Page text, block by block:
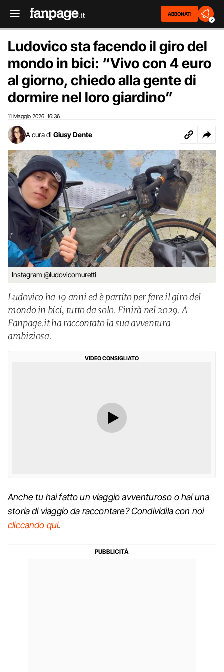
ABBONATI
2
Ludovico sta facendo il giro del
mondo in bici: “Vivo con 4 euro
al giorno, chiedo alla gente di
dormire nel loro giardino”
11 Maggio 2026 16:36
A cura di Giusy Dente
Instagram @ludovicomuretti
Ludovico ha 19 anni ed è partito per fare il giro del
mondo in bici, tutto da solo. Finirà nel 2029. A
Fanpage.it ha raccontato la sua avventura
ambiziosa.
VIDEO CONSIGLIATO
Anche tu hai fatto un viaggio avventuroso o hai una
storia di viaggio da raccontare? Condividila con noi
cliccando qui.